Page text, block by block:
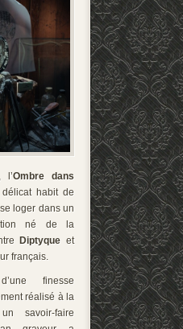
l’Ombre dans
habit de
loger dans un
né de la
Diptyque et
français.
finesse
réalisé à la
savoir-faire